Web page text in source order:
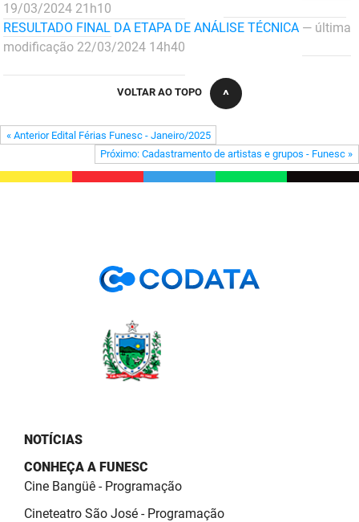
Procuradoria Geral do Estado
Representação Institucional
Segurança e Defesa Social
Turismo e Desenvolvimento Econômico
FUNESC
IPHAEP
Ouvidoria Geral do Estado
PBPREV
Projeto Cooperar
PROCASE
19/03/2024 21h10
RESULTADO FINAL DA ETAPA DE ANÁLISE TÉCNICA — última
modificação 22/03/2024 14h40
VOLTAR AO TOPO
« Anterior Edital Férias Funesc - Janeiro/2025
Próximo: Cadastramento de artistas e grupos - Funesc »
NOTÍCIAS
CONHEÇA A FUNESC
Cine Bangüê - Programação
Cineteatro São José - Programação